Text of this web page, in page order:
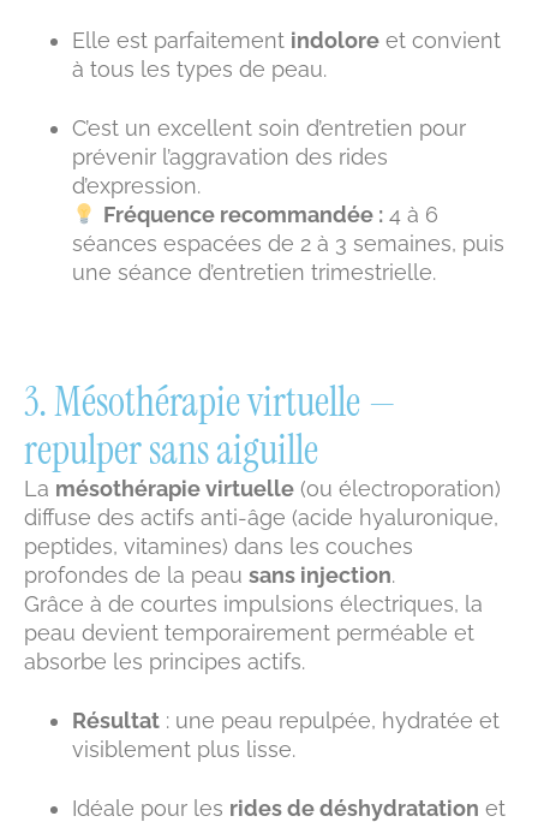
Elle est parfaitement indolore et convient
à tous les types de peau.
C’est un excellent soin d’entretien pour
prévenir l’aggravation des rides
d’expression.
Fréquence recommandée :4 à 6
séances espacées de 2 à 3 semaines, puis
une séance d’entretien trimestrielle.
3. Mésothérapie virtuelle —
repulper sans aiguille
La mésothérapie virtuelle (ou électroporation)
diffuse des actifs anti-âge (acide hyaluronique,
peptides, vitamines) dans les couches
profondes de la peau sans injection.
Grâce à de courtes impulsions électriques, la
peau devient temporairement perméable et
absorbe les principes actifs.
Résultat : une peau repulpée, hydratée et
visiblement plus lisse.
Idéale pour les rides de déshydratation et